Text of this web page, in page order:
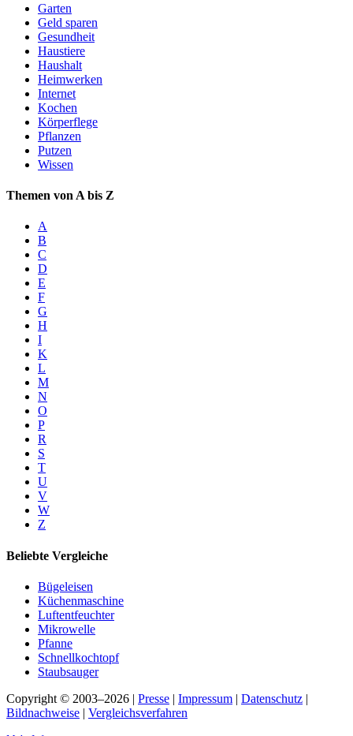
Garten
Geld sparen
Gesundheit
Haustiere
Haushalt
Heimwerken
Internet
Kochen
Körperflege
Pflanzen
Putzen
Wissen
Themen von A bis Z
A
B
C
D
E
F
G
H
I
K
L
M
N
O
P
R
S
T
U
V
W
Z
Beliebte Vergleiche
Bügeleisen
Küchenmaschine
Luftentfeuchter
Mikrowelle
Pfanne
Schnellkochtopf
Staubsauger
Copyright © 2003–2026 | Presse | Impressum | Datenschutz |
Bildnachweise | Vergleichsverfahren